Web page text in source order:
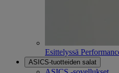
Esittelyssä
ASICS-tuotteiden salat